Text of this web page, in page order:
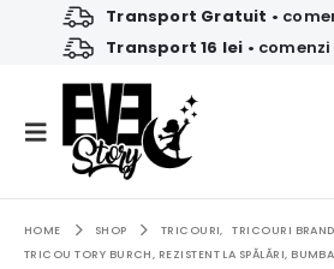
Transport Gratuit •
Transport 16 lei •
HOME SHOP TRICOURI,
TRICOURI BRAND
TRICOU TORY BURCH, REZISTENT LA SPĂLĂRI,